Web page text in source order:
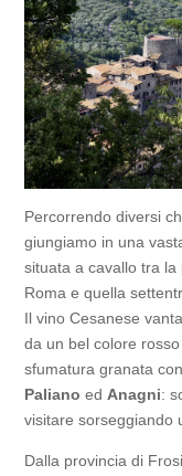
Percorrendo diversi
giungiamo in una
situata a cavallo tra
Roma e quella
Il vino Cesanese
da un bel colore
sfumatura granata
Paliano ed Anagni:
visitare sorseggiando
Dalla provincia di